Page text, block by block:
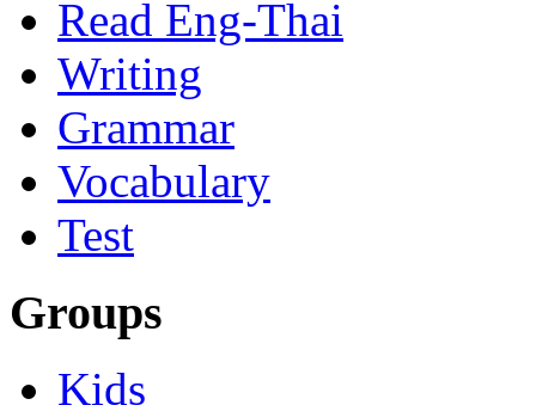
Read Eng-Thai
Writing
Grammar
Vocabulary
Test
Groups
Kids